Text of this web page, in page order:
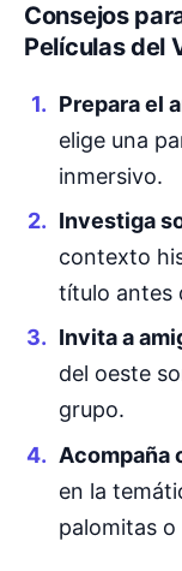
Consejos
Películas del
Prepara el
elige una
inmersivo.
Investiga
contexto
título antes
Invita a
del oeste
grupo.
Acompaña
en la
palomitas